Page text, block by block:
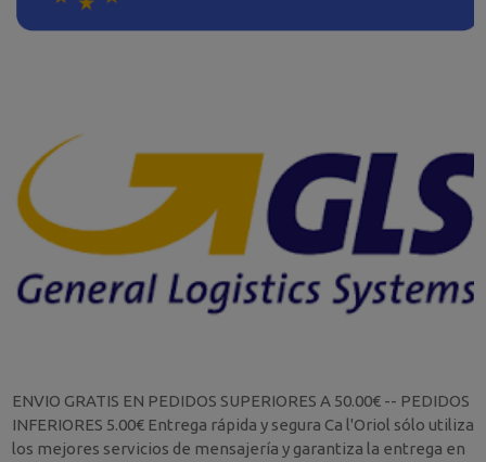
ENVIO GRATIS EN PEDIDOS SUPERIORES A 50.00€ -- PEDIDOS
INFERIORES 5.00€ Entrega rápida y segura Ca l'Oriol sólo utiliza
los mejores servicios de mensajería y garantiza la entrega en